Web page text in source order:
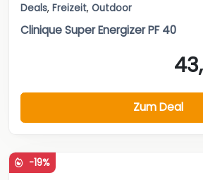
Deals, Freizeit, Outdoor
Clinique Super Energizer PF 40
Zum Deal
-19%